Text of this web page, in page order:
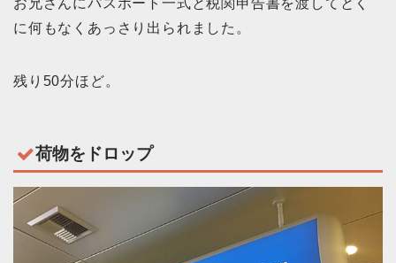
に何もなくあっさり出られました。
残り50分ほど。
荷物をドロップ